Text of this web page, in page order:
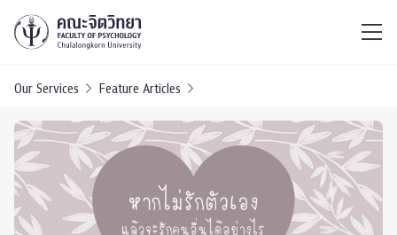
Our Services Feature Articles